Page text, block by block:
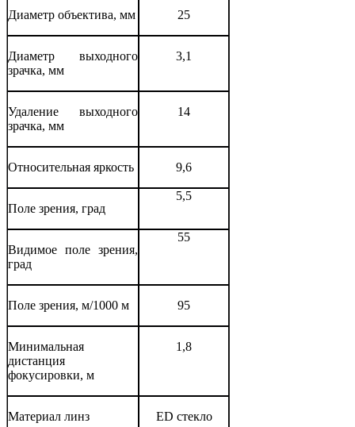
Диаметр объектива, мм 25
Диаметр выходного
зрачка, мм
3,1
Удаление выходного
зрачка, мм
14
Относительная яркость 9,6
Поле зрения, град
5,5
Видимое поле зрения,
град
55
Поле зрения, м/1000 м 95
Минимальная
дистанция
фокусировки, м
1,8
Материал линз ED стекло